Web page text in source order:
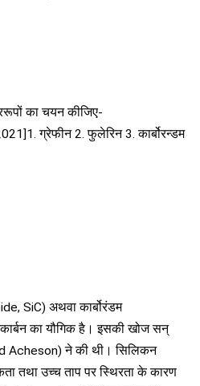
का चयन कीजिए-
ग्रेफीन 2. फुलेरिन 3. कार्बोरन्डम
SiC) अथवा कार्बोरंडम
का यौगिक है। इसकी खोज सन्
Acheson) ने की थी। सिलिकन
तथा उच्च ताप पर स्थिरता के कारण